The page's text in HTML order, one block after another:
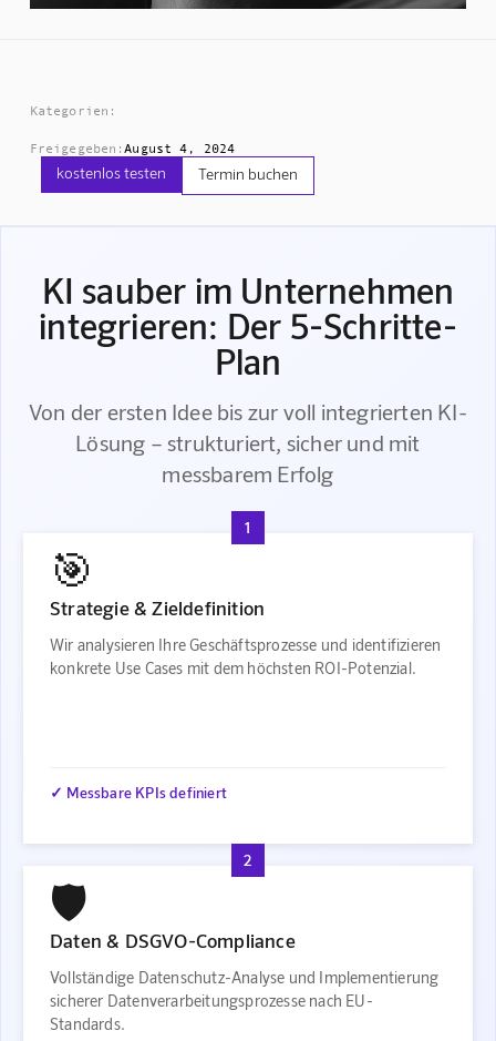
Kategorien:
Freigegeben:August 4, 2024
kostenlos testen Termin buchen
KI sauber im Unternehmen
integrieren: Der 5-Schritte-
Plan
Von der ersten Idee bis zur voll integrierten KI-
Lösung – strukturiert, sicher und mit
messbarem Erfolg
1
🎯
Strategie & Zieldefinition
Wir analysieren Ihre Geschäftsprozesse und identifizieren
konkrete Use Cases mit dem höchsten ROI-Potenzial.
✓ Messbare KPIs definiert
2
🛡️
Daten & DSGVO-Compliance
Vollständige Datenschutz-Analyse und Implementierung
sicherer Datenverarbeitungsprozesse nach EU-
Standards.